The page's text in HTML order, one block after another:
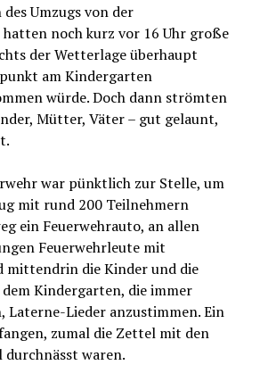
Umzugs von der
noch kurz vor 16 Uhr große
der Wetterlage überhaupt
am Kindergarten
würde. Doch dann strömten
Mütter, Väter – gut gelaunt,
war pünktlich zur Stelle, um
mit rund 200 Teilnehmern
ein Feuerwehrauto, an allen
Feuerwehrleute mit
mittendrin die Kinder und die
Kindergarten, die immer
Laterne-Lieder anzustimmen. Ein
zumal die Zettel mit den
waren.